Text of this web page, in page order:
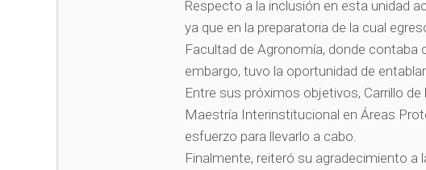
Respecto a la inclusión en esta unidad
ya que en la preparatoria de la cual
Facultad de Agronomía, donde contaba
embargo, tuvo la oportunidad de
Entre sus próximos objetivos, Carrillo
Maestría Interinstitucional en Áreas
esfuerzo para llevarlo a cabo.
Finalmente, reiteró su agradecimiento a